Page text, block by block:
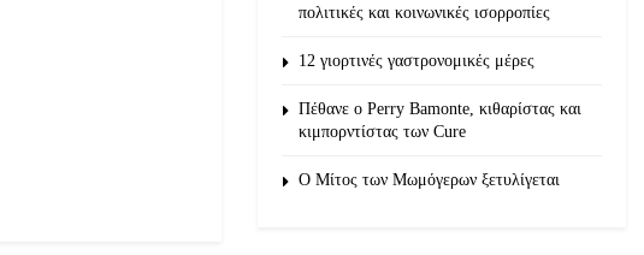
πολιτικές και κοινωνικές ισορροπίες
12 γιορτινές γαστρονομικές μέρες
Πέθανε ο Perry Bamonte, κιθαρίστας και
κιμπορντίστας των Cure
O Μίτος των Μωμόγερων ξετυλίγεται